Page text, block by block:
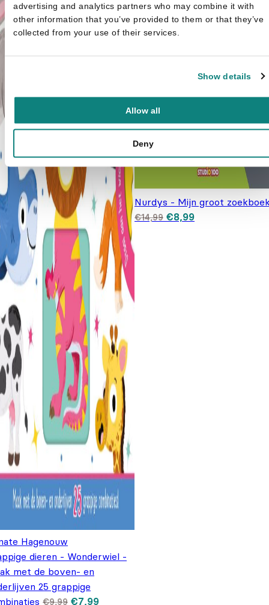
advertising and analytics partners who may combine it with
other information that you’ve provided to them or that they’ve
collected from your use of their services.
Show details
Allow all
Deny
Hagenouw
dieren - Wonderwiel -
met de boven- en
25 grappige
€9,99 Oorspronkelijke prijs was: €9,99.
€7,99Huidige prijs is: €7,99.
Nurdys - Mijn groot
€14,99 Oorspronkelijke prijs
was: €14,99.
€8,99Huidige prijs is:
€8,99.